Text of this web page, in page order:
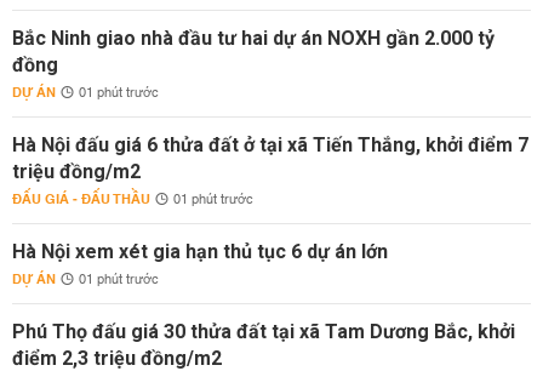
Bắc Ninh giao nhà đầu tư hai dự án NOXH gần 2.000 tỷ
đồng
DỰ ÁN 01 phút trước
Hà Nội đấu giá 6 thửa đất ở tại xã Tiến Thắng, khởi điểm 7
triệu đồng/m2
ĐẤU GIÁ - ĐẤU THẦU 01 phút trước
Hà Nội xem xét gia hạn thủ tục 6 dự án lớn
DỰ ÁN 01 phút trước
Phú Thọ đấu giá 30 thửa đất tại xã Tam Dương Bắc, khởi
điểm 2,3 triệu đồng/m2